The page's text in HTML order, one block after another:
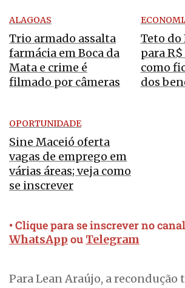
ALAGOAS
Trio armado assalta
farmácia em Boca da
Mata e crime é
filmado por câmeras
Teto do
para R$
como
dos
OPORTUNIDADE
Sine Maceió oferta
vagas de emprego em
várias áreas; veja como
se inscrever
• Clique para se inscrever no
WhatsApp ou Telegram
Para Lean Araújo, a recondução